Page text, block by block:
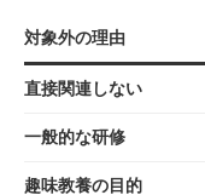
対象外の理由
直接関連しない
一般的な研修
趣味教養の目的